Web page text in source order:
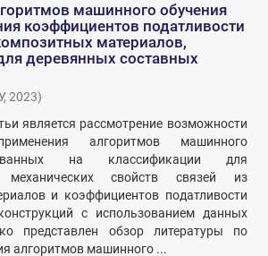
машинного обучения
коэффициентов податливости
материалов,
деревянных составных
,2023)
является рассмотрение возможности
алгоритмов машинного
на классификации для
механических свойств связей из
и коэффициентов податливости
с использованием данных
представлен обзор литературы по
алгоритмов машинного ...